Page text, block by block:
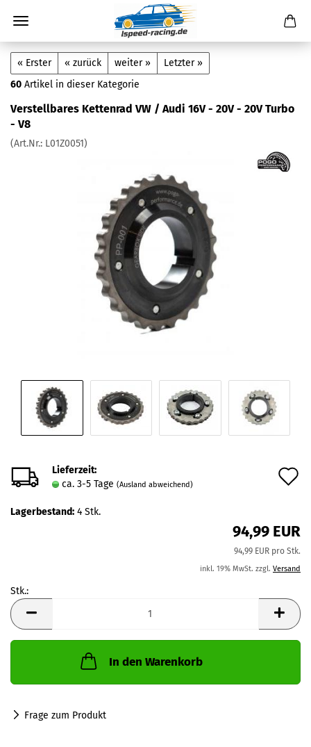
« Erster « zurück weiter »
Letzter »
60 Artikel in dieser Kategorie
Verstellbares Kettenrad VW / Audi 16V - 20V - 20V Turbo
- V8
(Art.Nr.: L01Z0051)
Lieferzeit:
ca. 3-5 Tage (Ausland abweichend)
Lagerbestand: 4 Stk.
94,99 EUR
94,99 EUR pro Stk.
inkl. 19% MwSt. zzgl. Versand
Stk.:
Stk.
In den Warenkorb
Frage zum Produkt